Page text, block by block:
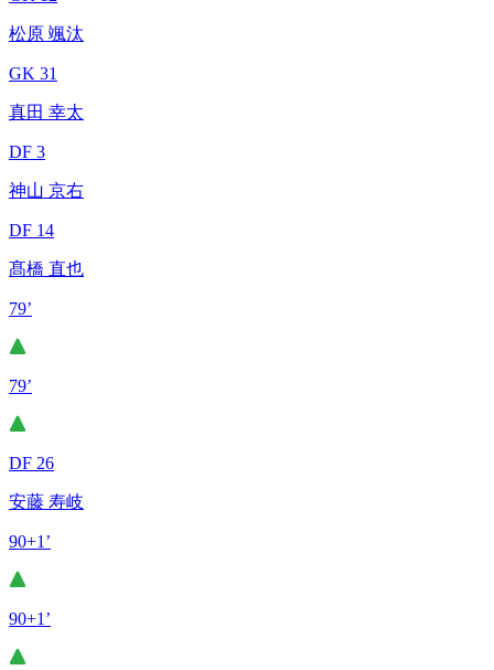
松原 颯汰
GK 31
真田 幸太
DF 3
神山 京右
DF 14
髙橋 直也
79’
79’
DF 26
安藤 寿岐
90+1’
90+1’